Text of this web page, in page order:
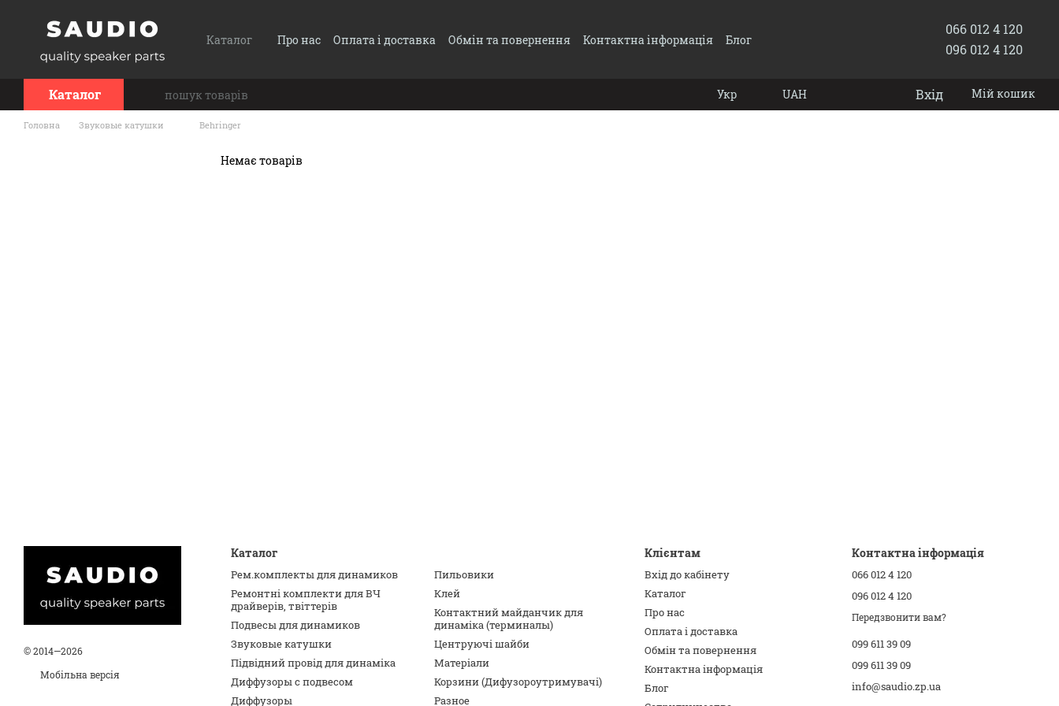
Каталог
Про нас Оплата і доставка Обмін та повернення Контактна інформація
Блог
066 012 4 120
096 012 4 120
Каталог Укр UAH Вхід Мій кошик
Головна Звуковые катушки Behringer
Немає товарів
© 2014—2026
Мобільна версія
Каталог
Рем.комплекты для динамиков
Ремонтні комплекти для ВЧ
драйверів, твіттерів
Подвесы для динамиков
Звуковые катушки
Підвідний провід для динаміка
Диффузоры с подвесом
Диффузоры
Пильовики
Клей
Контактний майданчик для
динаміка (терминалы)
Центруючі шайби
Матеріали
Корзини (Дифузороутримувачі)
Разное
Клієнтам
Вхід до кабінету
Каталог
Про нас
Оплата і доставка
Обмін та повернення
Контактна інформація
Блог
Контактна інформація
066 012 4 120
096 012 4 120
Передзвонити вам?
099 611 39 09
099 611 39 09
info@saudio.zp.ua